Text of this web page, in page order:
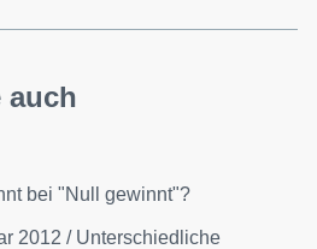
auch
bei "Null gewinnt"?
2012 / Unterschiedliche